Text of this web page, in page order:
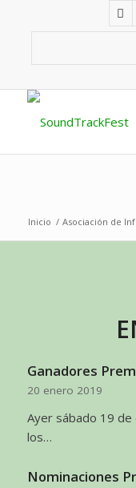
Inicio / Asociación de
Ganadores
20 enero 2019
Ayer sábado 19 de
los…
Nominaciones